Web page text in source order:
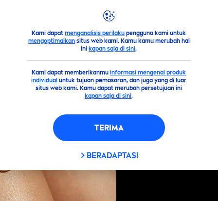
Kami dapatmenganalisis perilaku pengguna kami untuk
mengoptimalkansitus web kami. Kamu kamu merubah hal
ini kapan saja di sini.
Kami dapat memberikanmuinformasi mengenai produk
individual untuk tujuan pemasaran, dan juga yang di luar
situs web kami. Kamu dapat merubah persetujuan ini
kapan saja di sini.
TERIMA
BERADAPTASI
Saran 6 Tips MemilihSkincareuntuk Kulit Kombinasi,